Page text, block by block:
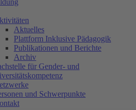
Aktuelles
Plattform Inklusive Pädagogik
Publikationen und Berichte
Archiv
für Gender- und
und Schwerpunkte